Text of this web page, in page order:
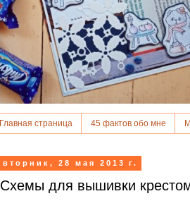
Главная страница 45 фактов обо мне
вторник, 28 мая 2013 г.
Схемы для вышивки